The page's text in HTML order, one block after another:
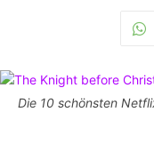
Die 10 schönsten